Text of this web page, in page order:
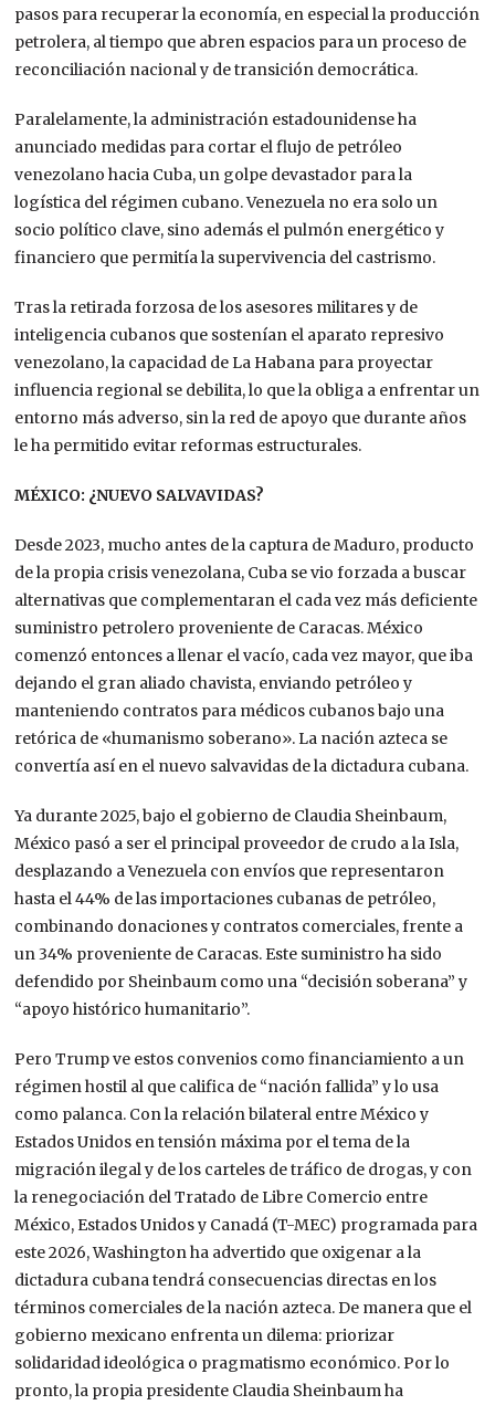
pasos para recuperar la economía, en especial la producción
petrolera, al tiempo que abren espacios para un proceso de
reconciliación nacional y de transición democrática.
Paralelamente, la administración estadounidense ha
anunciado medidas para cortar el flujo de petróleo
venezolano hacia Cuba,un golpe devastador para la
logística del régimen cubano. Venezuela no era solo un
socio político clave, sino además el pulmón energético y
financiero que permitía la supervivencia del castrismo.
Tras la retirada forzosa de los asesores militares y de
inteligencia cubanos que sostenían el aparato represivo
venezolano, la capacidad de La Habana para proyectar
influencia regional se debilita, lo que la obliga a enfrentar un
entorno más adverso, sin la red de apoyo que durante años
le ha permitido evitar reformas estructurales.
MÉXICO: ¿NUEVO SALVAVIDAS?
Desde 2023, mucho antes de la captura de Maduro, producto
de la propia crisis venezolana, Cuba se vio forzada a buscar
alternativas que complementaran el cada vez más deficiente
suministro petrolero proveniente de Caracas. México
comenzó entonces a llenar el vacío, cada vez mayor, que iba
dejando el gran aliado chavista, enviando petróleo y
manteniendo contratos para médicos cubanos bajo una
retórica de «humanismo soberano». La nación azteca se
convertía así en el nuevo salvavidas de la dictadura cubana.
Ya durante 2025, bajo el gobierno de Claudia Sheinbaum,
México pasó a ser el principal proveedor de crudo a la Isla,
desplazando a Venezuela con envíos que representaron
hasta el 44% de las importaciones cubanas de petróleo,
combinando donaciones y contratos comerciales,frente a
un 34% proveniente de Caracas. Este suministro ha sido
defendido por Sheinbaum como una “decisión soberana” y
“apoyo histórico humanitario”.
Pero Trump ve estos convenios comofinanciamiento a un
régimen hostil al que califica de “nación fallida”y lo usa
como palanca. Con la relación bilateral entre México y
Estados Unidos en tensión máxima por el tema de la
migración ilegal y de los carteles de tráfico de drogas, y con
la renegociación delTratado de Libre Comercio entre
México, Estados Unidos y Canadá (T-MEC) programada para
este2026, Washingtonha advertido que oxigenar a la
dictadura cubana tendrá consecuencias directas en los
términos comerciales de la nación azteca.De manera que el
gobierno mexicano enfrenta un dilema: priorizar
solidaridad ideológica o pragmatismo económico. Por lo
pronto, la propia presidente Claudia Sheinbaum ha